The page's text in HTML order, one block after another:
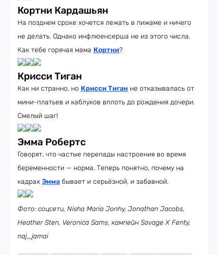
Кортни Кардашьян
На позднем сроке хочется лежать в пижаме и ничего
не делать. Однако инфлюенсерша не из этого числа.
Как тебе горячая мама Кортни?
Крисси Тиган
Как ни странно, но Крисси Тиган не отказывалась от
мини-платьев и каблуков вплоть до рождения дочери.
Смелый шаг!
Эмма Робертс
Говорят, что частые перепады настроения во время
беременности — норма. Теперь понятно, почему на
кадрах Эмма бывает и серьёзной, и забавной.
Фото: соцсети, Nisha Maria Jonhy, Jonathan Jacobs,
Heather Sten, Veronica Sams, кампейн Savage X Fenty,
naj_jamai